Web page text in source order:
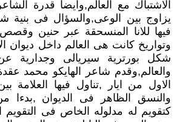
الاشتباك مع العالم,وايضا قدرة
يزاوج بين الوعى,والسؤال فى بنية
فيها للانا المنسحقة عبر حنين
وتواريخ كانت هى العالم داخل ديوان
شكل بورترية سيريالى وجدارية
والعالم,وقدم شاعر الهايكو محمد
الاول من ايار ,تناول فيها العلامة
والنسق الظاهر فى الديوان ,بدءا
كتقويم له مدلوله الخاص فى التقويم